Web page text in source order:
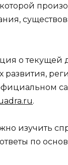
о текущей
развития,
.
изучить
по